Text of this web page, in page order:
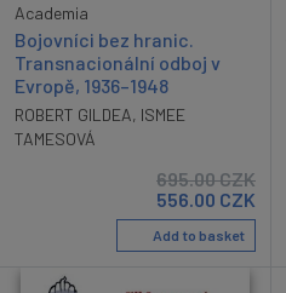
Academia
Bojovníci bez hranic.
Transnacionální odboj v
Evropě, 1936–1948
ROBERT GILDEA, ISMEE
TAMESOVÁ
695.00CZK
556.00 CZK
Add to basket